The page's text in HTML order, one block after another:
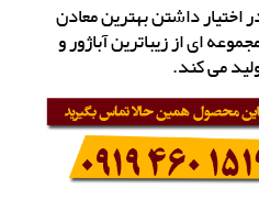
اختیار داشتن بهترین معادن
ای از زیباترین آباژور و
می کند.